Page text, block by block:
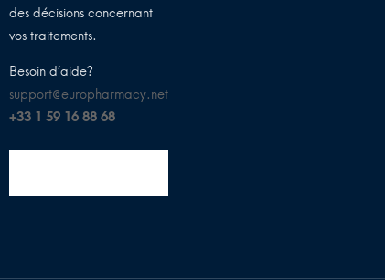
des décisions concernant
vos traitements.
Besoin d’aide?
support@europharmacy.net
+33 1 59 16 88 68